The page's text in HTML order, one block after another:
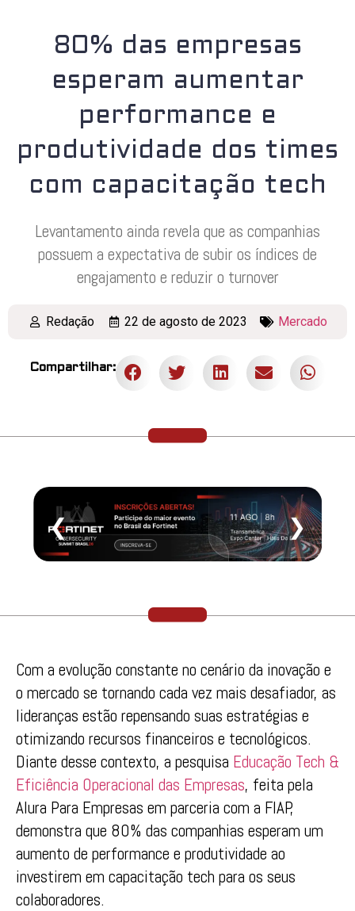
80% das empresas
esperam aumentar
performance e
produtividade dos times
com capacitação tech
Levantamento ainda revela que as companhias
possuem a expectativa de subir os índices de
engajamento e reduzir o turnover
Redação 22 de agosto de 2023 Mercado
Compartilhar:
❮ ❯
Com a evolução constante no cenário da inovação e
o mercado se tornando cada vez mais desafiador, as
lideranças estão repensando suas estratégias e
otimizando recursos financeiros e tecnológicos.
Diante desse contexto, a pesquisa Educação Tech &
Eficiência Operacional das Empresas, feita pela
Alura Para Empresas em parceria com a FIAP,
demonstra que 80% das companhias esperam um
aumento de performance e produtividade ao
investirem em capacitação tech para os seus
colaboradores.